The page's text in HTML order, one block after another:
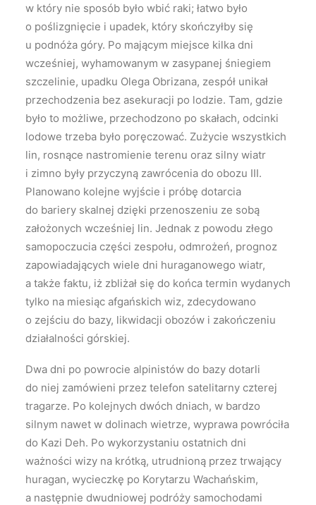
w który nie sposób było wbić raki; łatwo było
o poślizgnięcie i upadek, który skończyłby się
u podnóża góry. Po mającym miejsce kilka dni
wcześniej, wyhamowanym w zasypanej śniegiem
szczelinie, upadku Olega Obrizana, zespół unikał
przechodzenia bez asekuracji po lodzie. Tam, gdzie
było to możliwe, przechodzono po skałach, odcinki
lodowe trzeba było poręczować. Zużycie wszystkich
lin, rosnące nastromienie terenu oraz silny wiatr
i zimno były przyczyną zawrócenia do obozu III.
Planowano kolejne wyjście i próbę dotarcia
do bariery skalnej dzięki przenoszeniu ze sobą
założonych wcześniej lin. Jednak z powodu złego
samopoczucia części zespołu, odmrożeń, prognoz
zapowiadających wiele dni huraganowego wiatr,
a także faktu, iż zbliżał się do końca termin wydanych
tylko na miesiąc afgańskich wiz, zdecydowano
o zejściu do bazy, likwidacji obozów i zakończeniu
działalności górskiej.
Dwa dni po powrocie alpinistów do bazy dotarli
do niej zamówieni przez telefon satelitarny czterej
tragarze. Po kolejnych dwóch dniach, w bardzo
silnym nawet w dolinach wietrze, wyprawa powróciła
do Kazi Deh. Po wykorzystaniu ostatnich dni
ważności wizy na krótką, utrudnioną przez trwający
huragan, wycieczkę po Korytarzu Wachańskim,
a następnie dwudniowej podróży samochodami